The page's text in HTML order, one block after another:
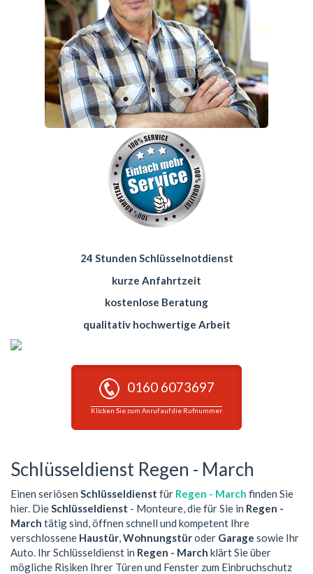
24 Stunden Schlüsselnotdienst
kurze Anfahrtzeit
kostenlose Beratung
qualitativ hochwertige Arbeit
0160 6073697
Klicken Sie zum Anruf auf die Rufnummer
Schlüsseldienst Regen - March
Einen seriösen Schlüsseldienst für Regen - March finden Sie
hier. DieSchlüsseldienst - Monteure, die für Sie in Regen -
March tätig sind, öffnen schnell und kompetent Ihre
verschlossene Haustür,Wohnungstüroder Garage sowie Ihr
Auto. Ihr Schlüsseldienst in Regen - March klärt Sie über
mögliche Risiken Ihrer Türen und Fenster zum Einbruchschutz